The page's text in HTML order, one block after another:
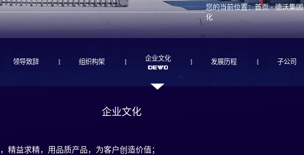
您的当前位置：首页 - 德沃集
化
领导致辞 组织构架 企业文化 发展历程 子公司
企业文化
精益求精，用品质产品，为客户创造价值；